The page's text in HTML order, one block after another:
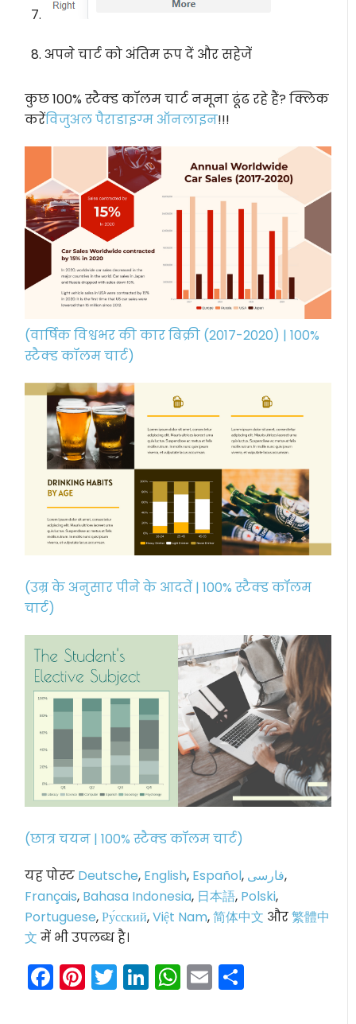
अपने चार्ट को अंतिम रूप दें और सहेजें
कुछ 100% स्टैक्ड कॉलम चार्ट नमूना ढूंढ रहे हैं? क्लिक
करेंविजुअल पैराडाइग्म ऑनलाइन!!!
(वार्षिक विश्वभर की कार बिक्री (2017-2020) | 100%
स्टैक्ड कॉलम चार्ट)
(उम्र के अनुसार पीने के आदतें | 100% स्टैक्ड कॉलम
चार्ट)
(छात्र चयन | 100% स्टैक्ड कॉलम चार्ट)
यह पोस्ट Deutsche, English, Español, فارسی,
Français, Bahasa Indonesia, 日本語, Polski,
Portuguese,Ру́сский,Việt Nam,简体中文 और繁體中
文 में भी उपलब्ध है।
Facebook
Pinterest
Twitter
LinkedIn
WhatsApp
Email